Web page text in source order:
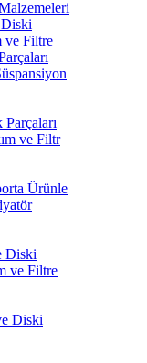
Diski
ve Filtre
ve Filtr
Ürünle
Diski
ve Filtre
Diski